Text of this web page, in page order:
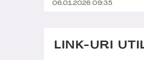
06.01.2026 09:35
LINK-URI